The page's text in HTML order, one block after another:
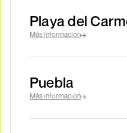
Playa del
Más información
Puebla
Más información